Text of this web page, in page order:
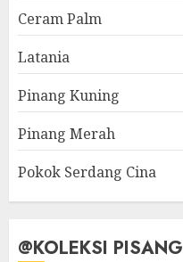
Ceram Palm
Latania
Pinang Kuning
Pinang Merah
Pokok Serdang Cina
@KOLEKSI PISANG